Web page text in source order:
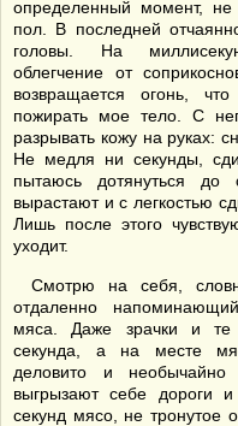
определенный момент,
пол. В последней
головы. На
облегчение от
возвращается огонь,
пожирать мое тело. С
разрывать кожу на руках:
Не медля ни секунды,
пытаюсь дотянуться
вырастают и с легкостью
Лишь после этого
уходит.
Смотрю на себя,
отдаленно
мяса. Даже зрачки и те
секунда, а на месте
деловито и
выгрызают себе дороги
секунд мясо, не тронутое